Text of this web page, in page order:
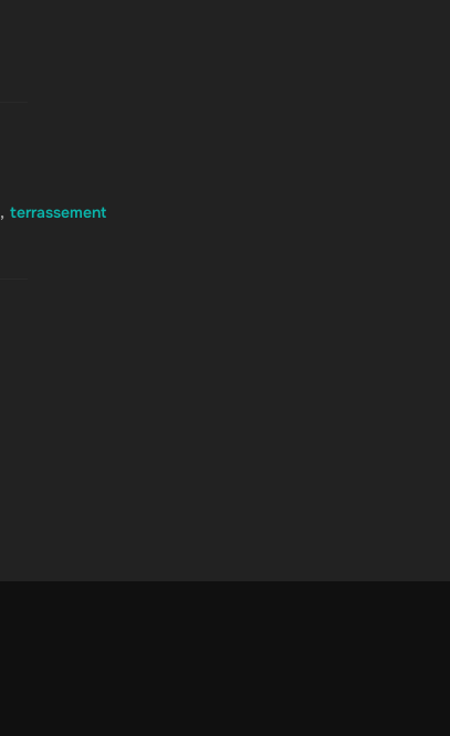
, terrassement